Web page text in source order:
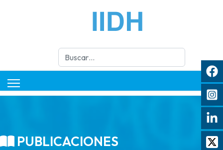
Buscar
PUBLICACIONES